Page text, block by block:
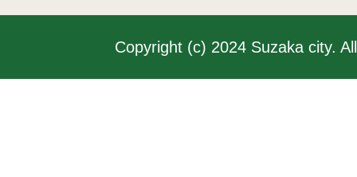
Copyright (c) 2024 Suzaka city.